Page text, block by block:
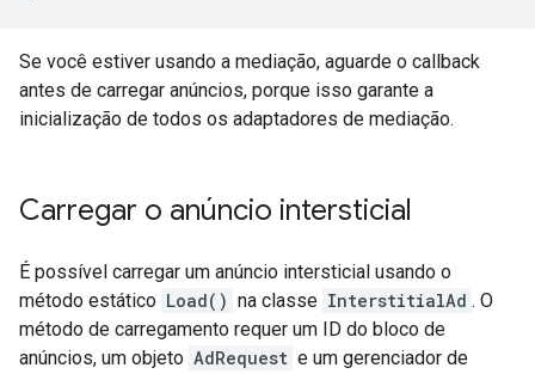
Se você estiver usando a mediação, aguarde o callback
antes de carregar anúncios, porque isso garante a
inicialização de todos os adaptadores de mediação.
Carregar o anúncio intersticial
É possível carregar um anúncio intersticial usando o
método estático Load() na classe InterstitialAd . O
método de carregamento requer um ID do bloco de
anúncios, um objeto AdRequest e um gerenciador de